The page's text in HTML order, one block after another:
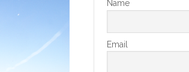
Name
Email